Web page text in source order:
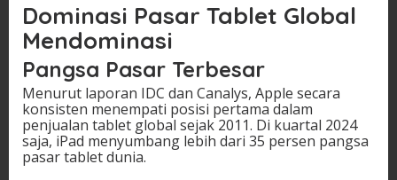
Dominasi Pasar Tablet Global
Mendominasi
Pangsa Pasar Terbesar
Menurut laporan IDC dan Canalys, Apple secara
konsisten menempati posisi pertama dalam
penjualan tablet global sejak 2011. Di kuartal 2024
saja, iPad menyumbang lebih dari 35 persen pangsa
pasar tablet dunia.